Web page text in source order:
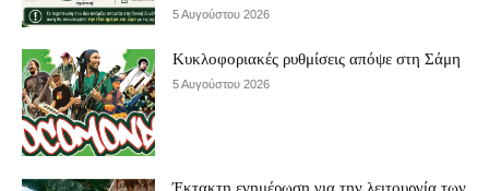
5 Αυγούστου 2026
Κυκλοφοριακές ρυθμίσεις απόψε στη Σάμη
5 Αυγούστου 2026
Έκτακτη ενημέρωση για την λειτουργία των